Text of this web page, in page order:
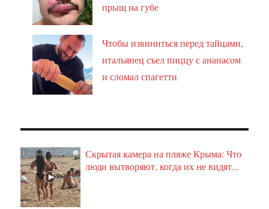
прыщ на губе
Чтобы извиниться перед тайцами,
итальянец съел пиццу с ананасом
и сломал спагетти
i
Скрытая камера на пляже Крыма: Что
люди вытворяют, когда их не видят...